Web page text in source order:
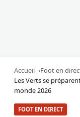
Accueil
Foot en
Les Verts se
monde 2026
FOOT EN DIRECT